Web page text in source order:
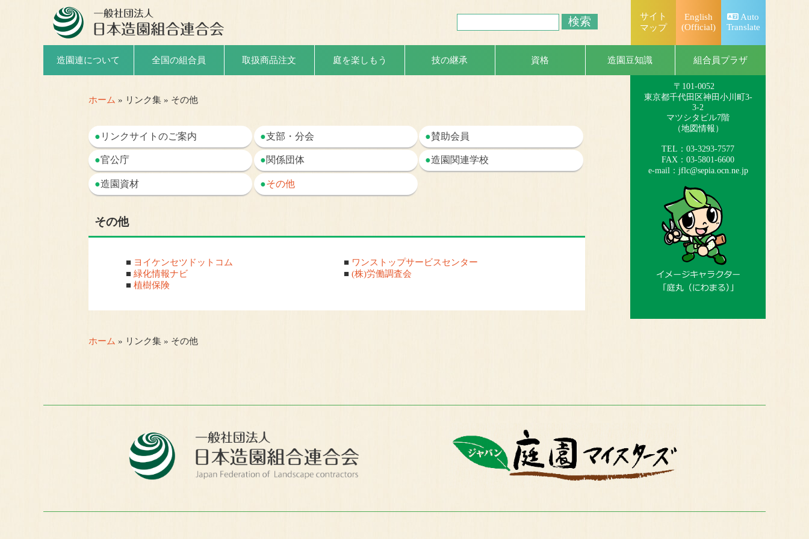
Auto
Translate
English
(Official)
サイト
マップ
造園連について 全国の組合員 取扱商品注文 庭を楽しもう 技の継承 資格 造園豆知識 組合員プラザ
ホーム » リンク集 » その他
● リンクサイトのご案内 ●支部・分会 ●賛助会員
●官公庁 ●関係団体 ●造園関連学校
●造園資材 ●その他
その他
■ ヨイケンセツドットコム
■ 緑化情報ナビ
■ 植樹保険
■ ワンストップサービスセンター
■ (株)労働調査会
ホーム » リンク集 » その他
一般社団法人
日本造園組合連合会
（略称：造園連）
〒101-0052
東京都千代田区神田小川町3-
3-2
マツシタビル7階
（地図情報 ）
TEL：03-3293-7577
FAX：03-5801-6600
e-mail： jflc@sepia.ocn.ne.jp